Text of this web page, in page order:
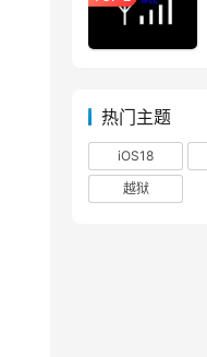
热门主题
iOS18
越狱